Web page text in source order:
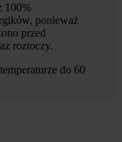
100%
ponieważ
przed
roztoczy.
do 60